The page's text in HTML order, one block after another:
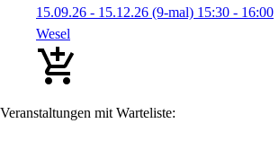
15.09.26 - 15.12.26 (9-mal) 15:30 - 16:00
Wesel
Veranstaltungen mit Warteliste: